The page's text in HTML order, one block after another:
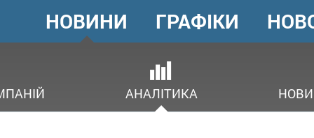
ГОЛОВНЕ
МЕНЮ
НОВИНИ
АНАЛІТИКА
ГРАФІКИ